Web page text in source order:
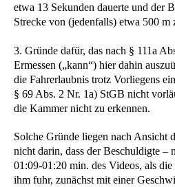
etwa 13 Sekunden dauerte und der
Strecke von (jedenfalls) etwa 500 m
3. Gründe dafür, das nach § 111a
Ermessen („kann“) hier dahin
die Fahrerlaubnis trotz Vorliegens
§ 69 Abs. 2 Nr. 1a) StGB nicht
die Kammer nicht zu erkennen.
Solche Gründe liegen nach Ansicht
nicht darin, dass der Beschuldigte –
01:09-01:20 min. des Videos, als
ihm fuhr, zunächst mit einer